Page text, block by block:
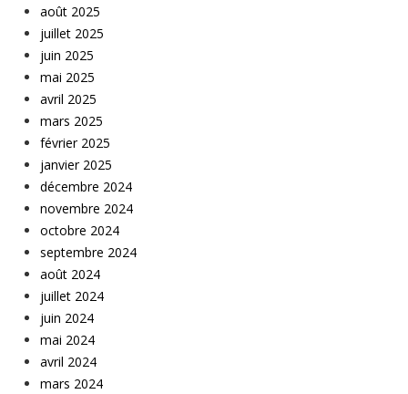
août 2025
juillet 2025
juin 2025
mai 2025
avril 2025
mars 2025
février 2025
janvier 2025
décembre 2024
novembre 2024
octobre 2024
septembre 2024
août 2024
juillet 2024
juin 2024
mai 2024
avril 2024
mars 2024